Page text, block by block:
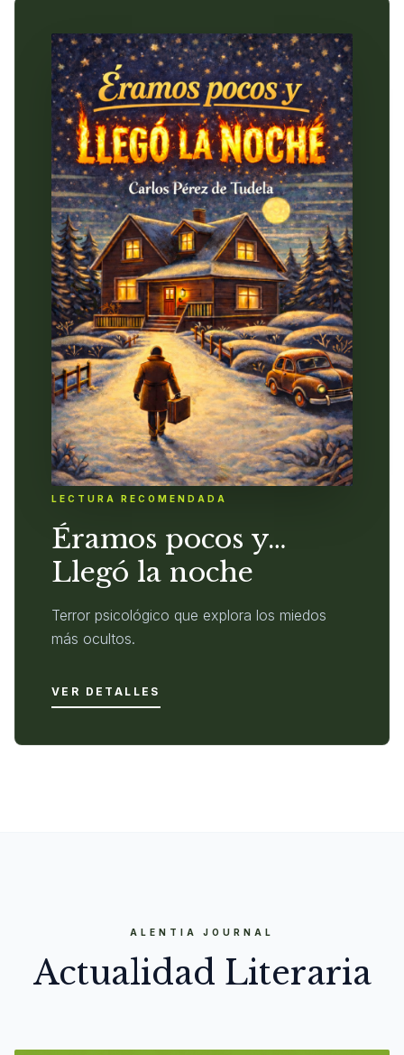
LECTURA RECOMENDADA
Éramos pocos y…
Llegó la noche
Terror psicológico que explora los miedos
más ocultos.
VER DETALLES
ALENTIA JOURNAL
Actualidad Literaria